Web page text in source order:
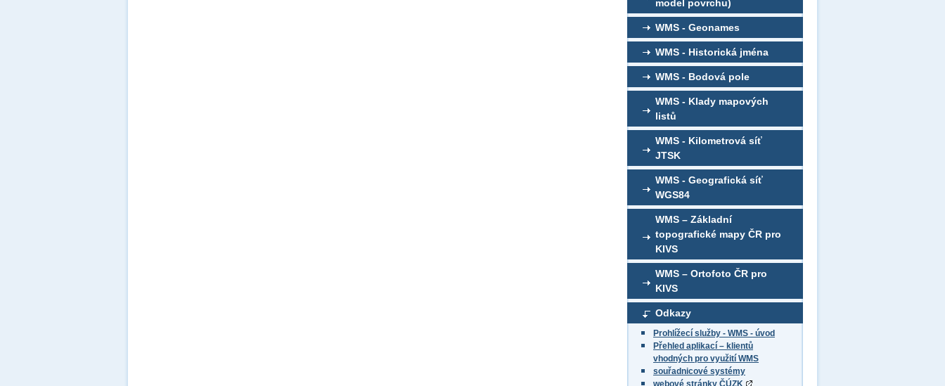
model povrchu)
WMS - Geonames
WMS - Historická jména
WMS - Bodová pole
WMS - Klady mapových
listů
WMS - Kilometrová síť
JTSK
WMS - Geografická síť
WGS84
WMS – Základní
topografické mapy ČR pro
KIVS
WMS – Ortofoto ČR pro
KIVS
Odkazy
Prohlížecí služby - WMS - úvod
Přehled aplikací – klientů
vhodných pro využití WMS
souřadnicové systémy
webové stránky ČÚZK